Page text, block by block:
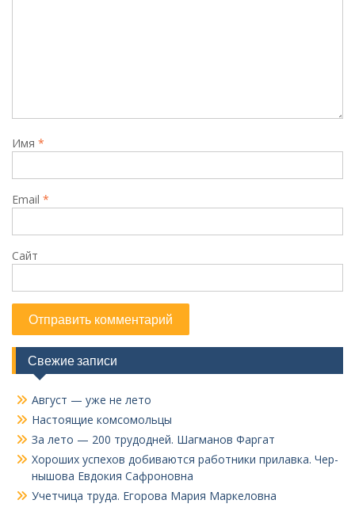
Имя *
Email *
Сайт
Свежие записи
Август — уже не лето
Настоящие комсомольцы
За лето — 200 трудодней. Шагманов Фаргат
Хороших успехов добиваются работники прилавка. Чер­
нышова Евдокия Сафроновна
Учетчица труда. Его­рова Мария Маркеловна